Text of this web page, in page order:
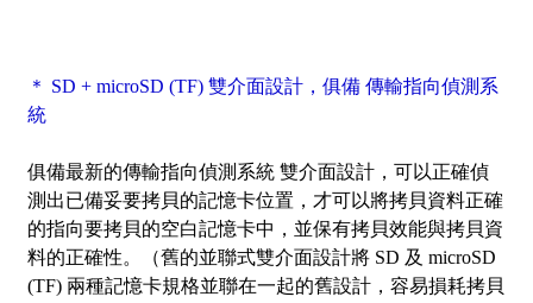
＊ SD + microSD (TF) 雙介面設計，俱備 傳輸指向偵測系
統
俱備最新的傳輸指向偵測系統 雙介面設計，可以正確偵
測出已備妥要拷貝的記憶卡位置，才可以將拷貝資料正確
的指向要拷貝的空白記憶卡中，並保有拷貝效能與拷貝資
料的正確性。（舊的並聯式雙介面設計將 SD 及 microSD
(TF) 兩種記憶卡規格並聯在一起的舊設計，容易損耗拷貝